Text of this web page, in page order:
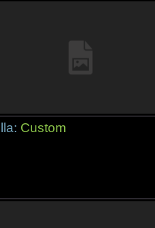
Custom